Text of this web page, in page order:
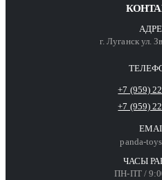
г. Луганск ул.
+7 (959)
+7 (959)
panda-
ЧАСЫ
ПН-ПТ /